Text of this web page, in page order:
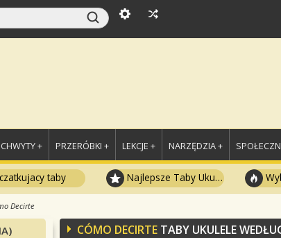
CHWYTY + PRZERÓBKI + LEKCJE + NARZĘDZIA +
taby Najlepsze Taby Ukulele
Decirte
CÓMO DECIRTE TABY UKULELE